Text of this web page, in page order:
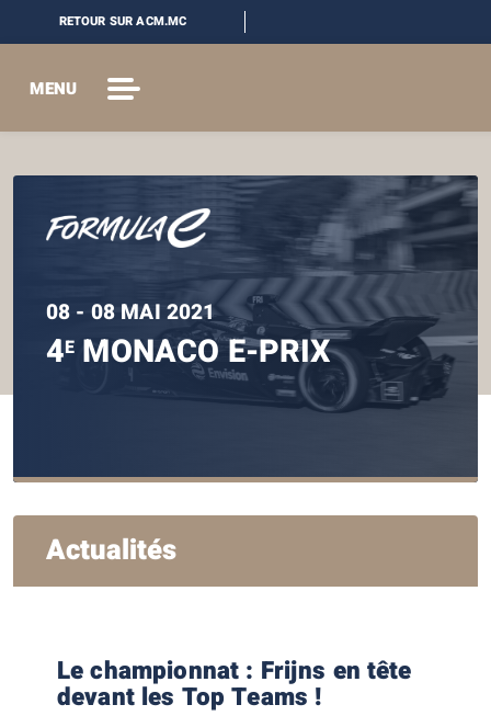
RETOUR SUR ACM.MC
MENU
08 - 08 MAI 2021
4E MONACO E-PRIX
Actualités
Le championnat : Frijns en tête
devant les Top Teams !